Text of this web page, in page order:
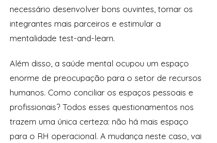
necessário desenvolver bons ouvintes, tornar os
integrantes mais parceiros e estimular a
mentalidade test-and-learn.
Além disso, a saúde mental ocupou um espaço
enorme de preocupação para o setor de recursos
humanos. Como conciliar os espaços pessoais e
profissionais? Todos esses questionamentos nos
trazem uma única certeza: não há mais espaço
para o RH operacional. A mudança neste caso, vai